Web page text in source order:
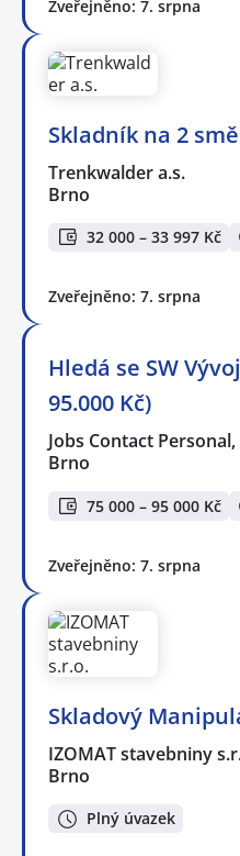
Zveřejněno: 7. srpna
Skladník na 2
Trenkwalder a.s.
Brno
32 000 – 33 997 Kč
Zveřejněno: 7. srpna
Hledá se SW
95.000 Kč)
Jobs Contact
Brno
75 000 – 95 000 Kč
Zveřejněno: 7. srpna
Skladový
IZOMAT stavebniny
Brno
Plný úvazek